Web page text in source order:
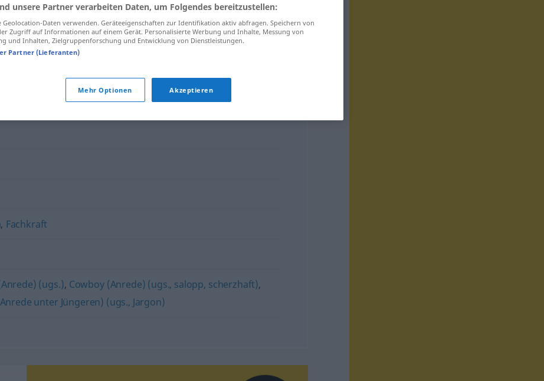
Meister SPORT
, Fachkraft
(ugs.), Cowboy (Anrede) (ugs., salopp, scherzhaft),
unter Jüngeren) (ugs., Jargon)
unsere Partner verarbeiten Daten, um Folgendes bereitzustellen:
Geolocation-Daten verwenden. Geräteeigenschaften zur Identifikation aktiv abfragen. Speichern von
Zugriff auf Informationen auf einem Gerät. Personalisierte Werbung und Inhalte, Messung von
und Inhalten, Zielgruppenforschung und Entwicklung von Dienstleistungen.
Partner (Lieferanten)
Mehr Optionen Akzeptieren